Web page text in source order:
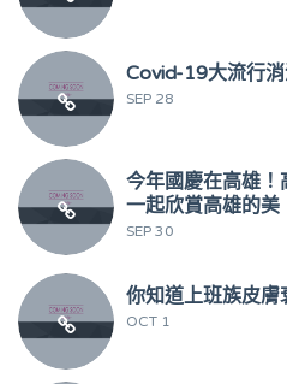
Covid-19大流行
SEP 28
今年國慶在高雄
一起欣賞高雄的美
SEP 30
你知道上班族皮膚
OCT 1